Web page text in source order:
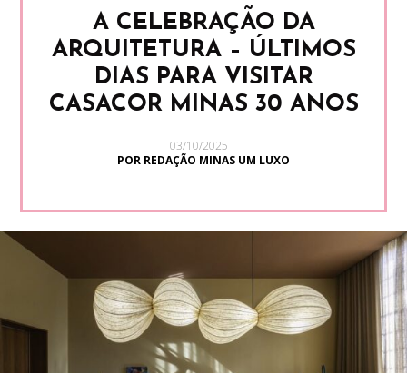
A CELEBRAÇÃO DA
ARQUITETURA – ÚLTIMOS
DIAS PARA VISITAR
CASACOR MINAS 30 ANOS
03/10/2025
POR REDAÇÃO MINAS UM LUXO